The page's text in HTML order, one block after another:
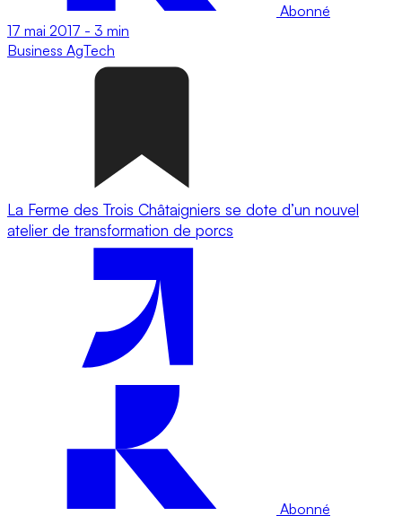
Abonné
17 mai 2017 - 3 min
Business AgTech
La Ferme des Trois Châtaigniers se dote d’un nouvel
atelier de transformation de porcs
Abonné